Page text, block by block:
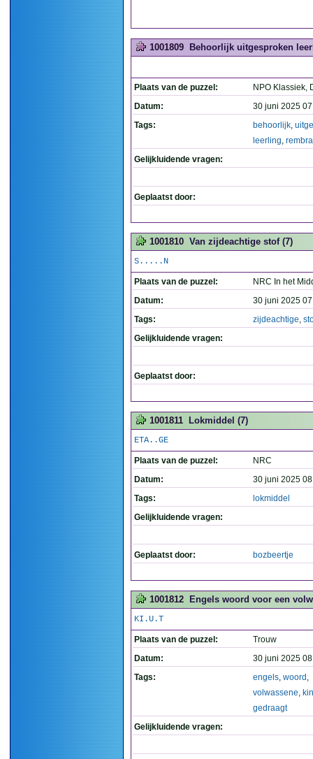
1001809 Behoorlijk uitgesproken
Plaats van de puzzel:
NPO Klassiek,
Datum:
30 juni 2025
Tags:
behoorlijk,
leerling,
Gelijkluidende vragen:
Geplaatst door:
1001810 Van zijdeachtige stof (7)
S.....N
Plaats van de puzzel:
NRC In het
Datum:
30 juni 2025
Tags:
zijdeachtige,
Gelijkluidende vragen:
Geplaatst door:
1001811 Lokmiddel (7)
ETA..GE
Plaats van de puzzel:
NRC
Datum:
30 juni 2025
Tags:
lokmiddel
Gelijkluidende vragen:
Geplaatst door: bozbeertje
1001812 Engels woord voor een
KI.U.T
Plaats van de puzzel:
Trouw
Datum:
30 juni 2025
Tags:
engels, woord ,
volwassene,
gedraagt
Gelijkluidende vragen: